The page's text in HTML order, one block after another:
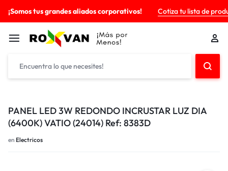
¡Somos tus grandes aliados corporativos! Cotiza tu lista de
PANEL LED 3W REDONDO INCRUSTAR LUZ DIA
(6400K) VATIO (24014) Ref: 8383D
en Electricos